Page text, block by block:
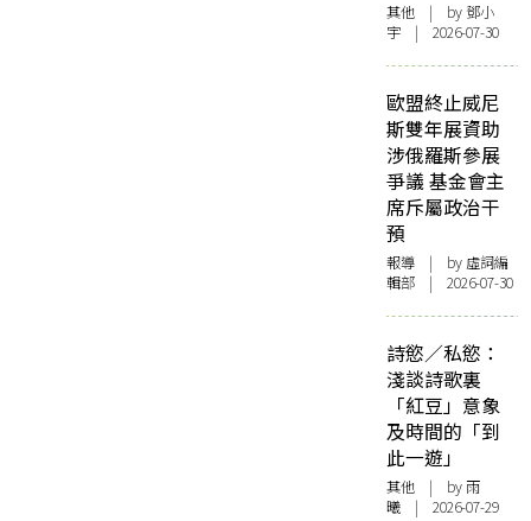
其他 | by 鄧小
宇 | 2026-07-30
歐盟終止威尼
斯雙年展資助
涉俄羅斯參展
爭議 基金會主
席斥屬政治干
預
報導 | by 虛詞編
輯部 | 2026-07-30
詩慾／私慾：
淺談詩歌裏
「紅豆」意象
及時間的「到
此一遊」
其他 | by 雨
曦 | 2026-07-29